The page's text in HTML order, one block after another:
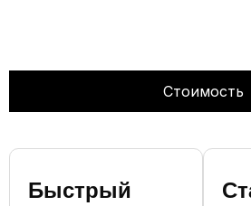
Стоимость
Быстрый